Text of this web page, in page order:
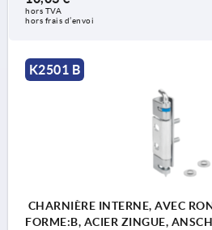
hors TVA
hors frais d’envoi
K2501 B
CHARNIÈRE INTERNE, AVEC
FORME:B, ACIER ZINGUE,